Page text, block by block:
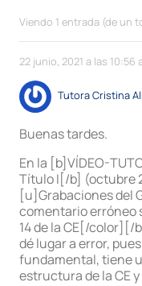
Viendo 1 entrada (de un
22 junio, 2021 a las 10:56
Tutora Cristina
Buenas tardes.
En la [b]VÍDEO-
Título I[/b] (octubre
[u]Grabaciones del
comentario
14 de la CE[/color][/
dé lugar a error,
fundamental, tiene
estructura de la CE